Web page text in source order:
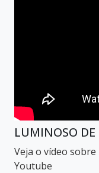
LUMINOSO DE
Veja o vídeo
Youtube